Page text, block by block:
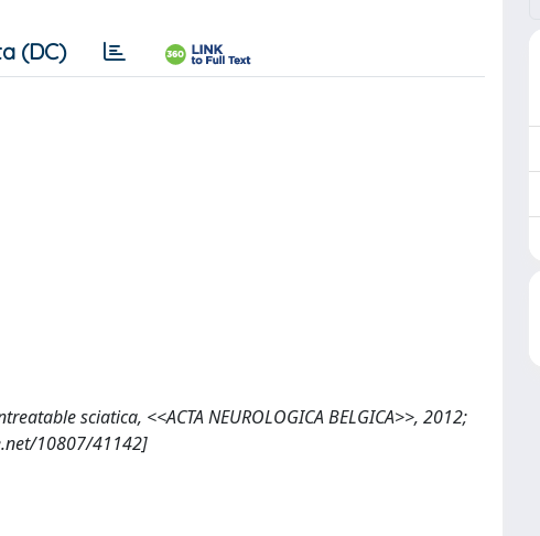
(DC)
sciatica, <<ACTA NEUROLOGICA BELGICA>>, 2012;
10807/41142]